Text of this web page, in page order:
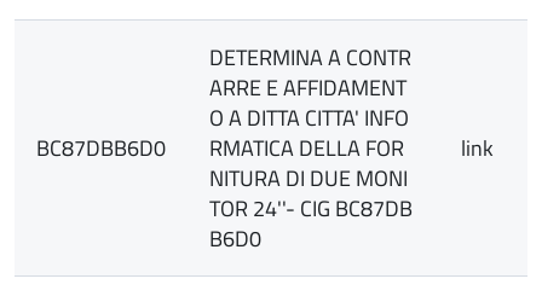
BC87DBB6D0
DETERMINA A CONTR
ARRE E AFFIDAMENT
O A DITTA CITTA' INFO
RMATICA DELLA FOR
NITURA DI DUE MONI
TOR 24''- CIG BC87DB
B6D0
link